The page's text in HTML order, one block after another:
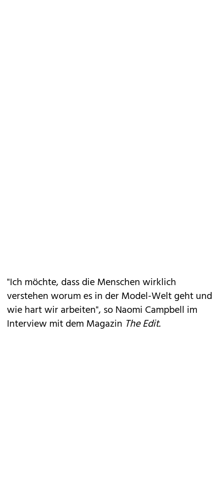
"Ich möchte, dass die Menschen wirklich
verstehen worum es in der Model-Welt geht und
wie hart wir arbeiten", so Naomi Campbell im
Interview mit dem Magazin The Edit.